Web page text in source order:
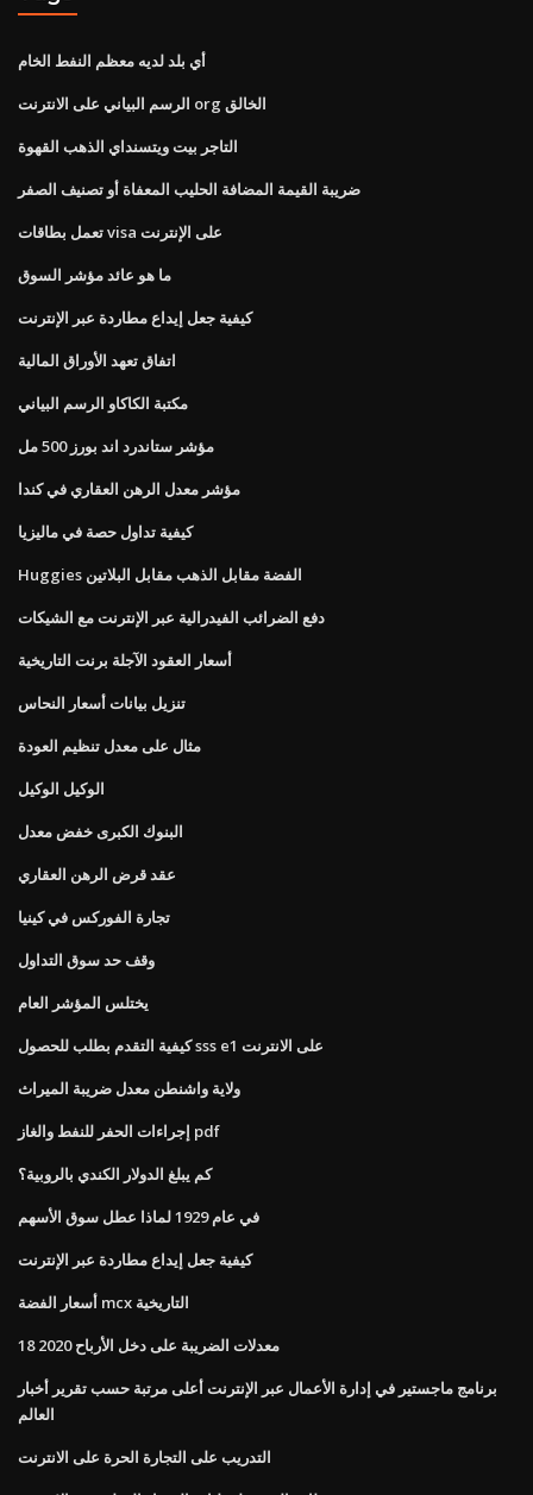
أي بلد لديه معظم النفط الخام
الرسم البياني على الانترنت org الخالق
التاجر بيت ويتسنداي الذهب القهوة
ضريبة القيمة المضافة الحليب المعفاة أو تصنيف الصفر
تعمل بطاقات visa على الإنترنت
ما هو عائد مؤشر السوق
كيفية جعل إيداع مطاردة عبر الإنترنت
اتفاق تعهد الأوراق المالية
مكتبة الكاكاو الرسم البياني
مؤشر ستاندرد اند بورز 500 مل
مؤشر معدل الرهن العقاري في كندا
كيفية تداول حصة في ماليزيا
Huggies الفضة مقابل الذهب مقابل البلاتين
دفع الضرائب الفيدرالية عبر الإنترنت مع الشيكات
أسعار العقود الآجلة برنت التاريخية
تنزيل بيانات أسعار النحاس
مثال على معدل تنظيم العودة
الوكيل الوكيل
البنوك الكبرى خفض معدل
عقد قرض الرهن العقاري
تجارة الفوركس في كينيا
وقف حد سوق التداول
يختلس المؤشر العام
كيفية التقدم بطلب للحصول sss e1 على الانترنت
ولاية واشنطن معدل ضريبة الميراث
إجراءات الحفر للنفط والغاز pdf
كم يبلغ الدولار الكندي بالروبية؟
في عام 1929 لماذا عطل سوق الأسهم
كيفية جعل إيداع مطاردة عبر الإنترنت
أسعار الفضة mcx التاريخية
معدلات الضريبة على دخل الأرباح 2020 18
برنامج ماجستير في إدارة الأعمال عبر الإنترنت أعلى مرتبة حسب تقرير أخبار
العالم
التدريب على التجارة الحرة على الانترنت